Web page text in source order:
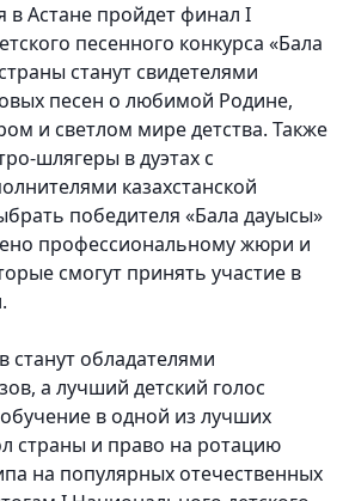
в Астане пройдет финал I
песенного конкурса «Бала
станут свидетелями
песен о любимой Родине,
и светлом мире детства. Также
шлягеры в дуэтах с
казахстанской
победителя «Бала дауысы»
профессиональному жюри и
смогут принять участие в
станут обладателями
а лучший детский голос
в одной из лучших
страны и право на ротацию
на популярных отечественных